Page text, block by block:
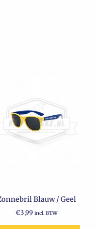
Blauw / Geel
€3,99 incl. BTW